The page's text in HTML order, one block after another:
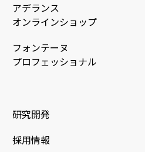
アデランス
オンラインショップ
フォンテーヌ
プロフェッショナル
研究開発
採用情報